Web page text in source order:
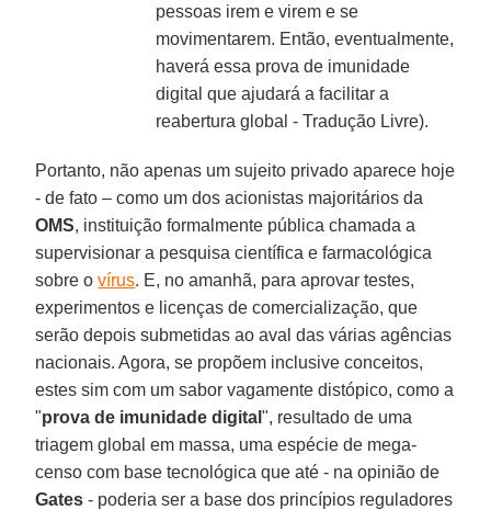
pessoas irem e virem e se
movimentarem. Então, eventualmente,
haverá essa prova de imunidade
digital que ajudará a facilitar a
reabertura global - Tradução Livre).
Portanto, não apenas um sujeito privado aparece hoje
- de fato – como um dos acionistas majoritários da
OMS, instituição formalmente pública chamada a
supervisionar a pesquisa científica e farmacológica
sobre ovírus. E, no amanhã, para aprovar testes,
experimentos e licenças de comercialização, que
serão depois submetidas ao aval das várias agências
nacionais. Agora, se propõem inclusive conceitos,
estes sim com um sabor vagamente distópico, como a
"prova de imunidade digital", resultado de uma
triagem global em massa, uma espécie de mega-
censo com base tecnológica que até - na opinião de
Gates - poderia ser a base dos princípios reguladores